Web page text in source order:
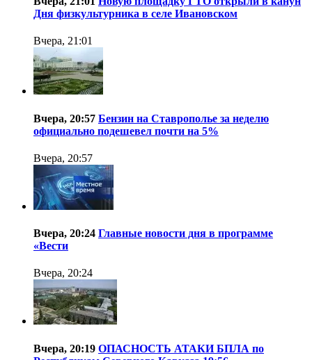
Дня физкультурника в селе Ивановском
Вчера, 21:01
Вчера, 20:57 Бензин на Ставрополье за неделю
официально подешевел почти на 5%
Вчера, 20:57
Вчера, 20:24 Главные новости дня в программе
«Вести
Вчера, 20:24
Вчера, 20:19 ОПАСНОСТЬ АТАКИ БПЛА по